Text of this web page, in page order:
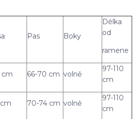
Pas Boky
Délka
od
ramene
66-70 cm volně
97-110
cm
70-74 cm volně
97-110
cm